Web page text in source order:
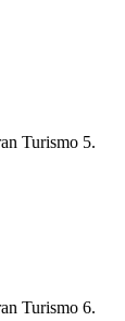
Turismo 5.
Turismo 6.